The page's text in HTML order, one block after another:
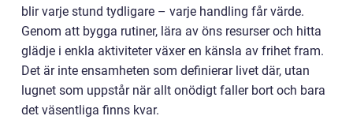
blir varje stund tydligare – varje handling får värde.
Genom att bygga rutiner, lära av öns resurser och hitta
glädje i enkla aktiviteter växer en känsla av frihet fram.
Det är inte ensamheten som definierar livet där, utan
lugnet som uppstår när allt onödigt faller bort och bara
det väsentliga finns kvar.